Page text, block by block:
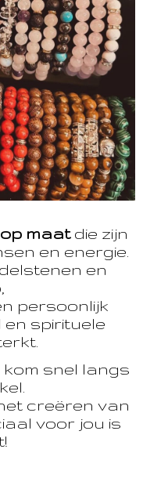
maatdie zijn
en energie.
en
persoonlijk
spirituele
snel langs
creëren van
voor jou is